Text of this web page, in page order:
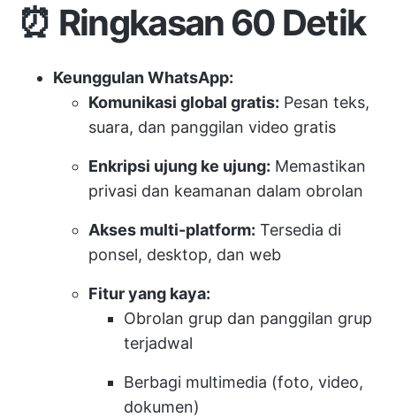
⏰ Ringkasan 60 Detik
Keunggulan WhatsApp:
Komunikasi global gratis: Pesan teks,
suara, dan panggilan video gratis
Enkripsi ujung ke ujung: Memastikan
privasi dan keamanan dalam obrolan
Akses multi-platform: Tersedia di
ponsel, desktop, dan web
Fitur yang kaya:
Obrolan grup dan panggilan grup
terjadwal
Berbagi multimedia (foto, video,
dokumen)